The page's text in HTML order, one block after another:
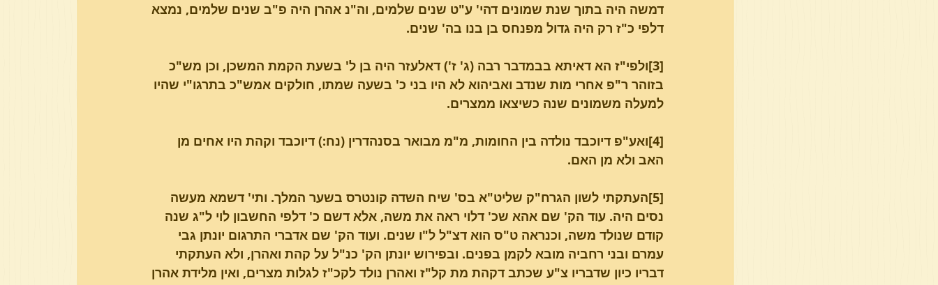
דמשה היה בתוך שנת שמונים דהי' ע"ט שנים שלמים, וה"נ אהרן היה פ"ב שנים שלמים, נמצא
דלפי כ"ז רק היה גדול מפנחס בן בנו בה' שנים.
[3]ולפי"ז הא דאיתא בבמדבר רבה (ג' ז') דאלעזר היה בן ל' בשעת הקמת המשכן, וכן מש"כ
בזוהר ר"פ אחרי מות שנדב ואביהוא לא היו בני כ' בשעה שמתו, חולקים אמש"כ בתרגו"י שהיו
למעלה משמונים שנה כשיצאו ממצרים.
[4]ואע"פ דיוכבד נולדה בין החומות, מ"מ מבואר בסנהדרין (נח:) דיוכבד וקהת היו אחים מן
האב ולא מן האם.
[5]העתקתי לשון הגרח"ק שליט"א בס' שיח השדה קונטרס בשער המלך. ותי' דשמא מעשה
נסים היה. עוד הק' שם אהא שכ' דלוי ראה את משה, אלא דשם כ' דלפי החשבון לוי ל"ג שנה
קודם שנולד משה, וכנראה ט"ס הוא דצ"ל ל"ו שנים. ועוד הק' שם אדברי התרגום יונתן גבי
עמרם ובני רחביה מובא לקמן בפנים. ובפירוש יונתן הק' כנ"ל על קהת ואהרן, ולא העתקתי
דבריו כיון שדבריו צ"ע שכתב דקהת מת קל"ז ואהרן נולד לקכ"ז לגלות מצרים, ואין מלידת אהרן